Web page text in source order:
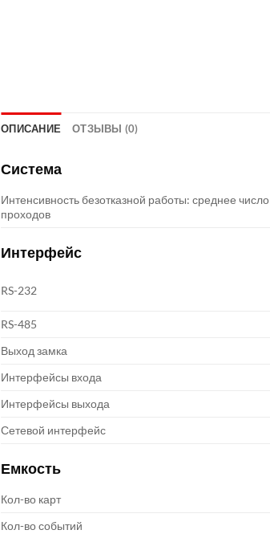
ОПИСАНИЕ ОТЗЫВЫ (0)
Система
Интенсивность безотказной работы: среднее число
проходов
Интерфейс
RS-232
RS-485
Выход замка
Интерфейсы входа
Интерфейсы выхода
Сетевой интерфейс
Емкость
Кол-во карт
Кол-во событий